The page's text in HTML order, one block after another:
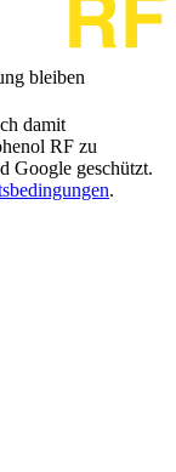
bleiben
damit
RF zu
Google geschützt.
.